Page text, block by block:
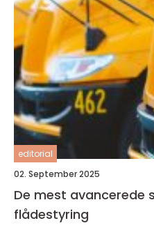
editorial
02. September 2025
De mest avancerede
flådestyring